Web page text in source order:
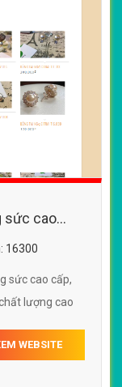
sức cao
mã và
16300
sức cao cấp,
lượng cao
WEBSITE